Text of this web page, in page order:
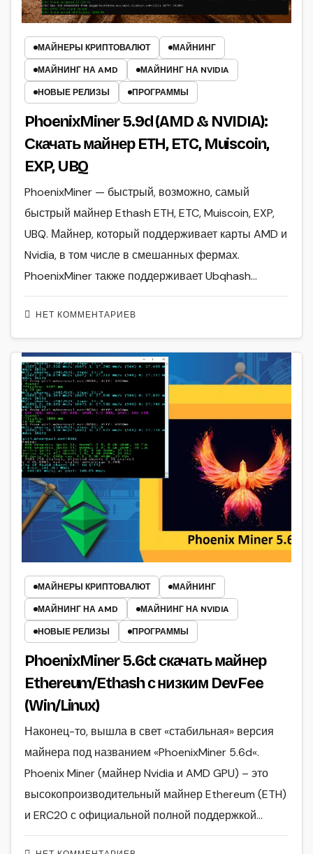
МАЙНЕРЫ КРИПТОВАЛЮТ
МАЙНИНГ
МАЙНИНГ НА AMD
МАЙНИНГ НА NVIDIA
НОВЫЕ РЕЛИЗЫ
ПРОГРАММЫ
PhoenixMiner 5.9d (AMD & NVIDIA):
Скачать майнер ETH, ETC, Muiscoin,
EXP, UBQ
НЕТ КОММЕНТАРИЕВ
PhoenixMiner — быстрый, возможно, самый
быстрый майнер Ethash ETH, ETC, Muiscoin, EXP,
UBQ. Майнер, который поддерживает карты AMD и
Nvidia, в том числе в смешанных фермах.
PhoenixMiner также поддерживает Ubqhash…
МАЙНЕРЫ КРИПТОВАЛЮТ
МАЙНИНГ
МАЙНИНГ НА AMD
МАЙНИНГ НА NVIDIA
НОВЫЕ РЕЛИЗЫ
ПРОГРАММЫ
PhoenixMiner 5.6d: скачать майнер
Ethereum/Ethash с низким DevFee
(Win/Linux)
Наконец-то, вышла в свет «стабильная» версия
майнера под названием «PhoenixMiner 5.6d«.
Phoenix Miner (майнер Nvidia и AMD GPU) – это
высокопроизводительный майнер Ethereum (ETH)
и ERC20 с официальной полной поддержкой…